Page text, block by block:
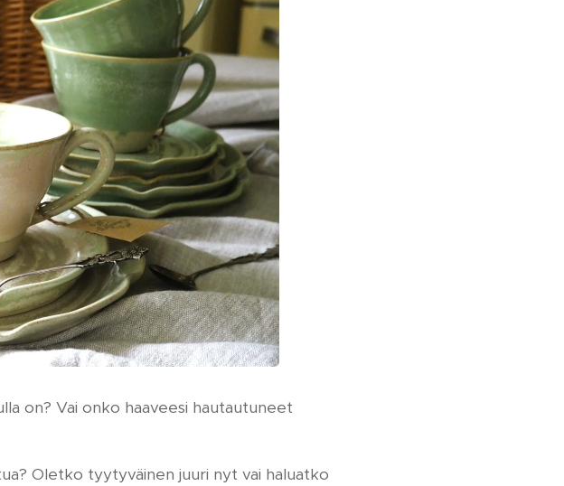
on? Vai onko haaveesi hautautuneet
Oletko tyytyväinen juuri nyt vai haluatko